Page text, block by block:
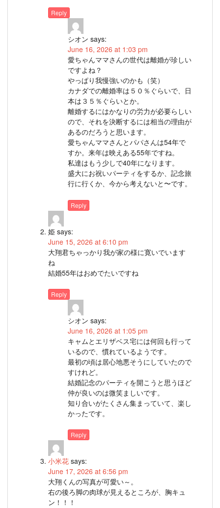
Reply
シオン says:
June 16, 2026 at 1:03 pm
愛ちゃんママさんの世代は離婚が珍しい
ですよね？
やっぱり我慢強いのかも（笑）
カナダでの離婚率は５０％ぐらいで、日
本は３５％ぐらいとか。
離婚するにはかなりの労力が必要らしい
ので、それを決断するには相当の理由が
あるのだろうと思います。
愛ちゃんママさんとパパさんは54年で
すか。来年は映えある55年ですね。
私達はもう少しで40年になります。
盛大にお祝いパーティをするか、記念旅
行に行くか、今から考えないと〜です。
Reply
姫 says:
June 15, 2026 at 6:10 pm
大翔君ちゃっかり我が家の様に寛いでいます
ね
結婚55年はおめでたいですね
Reply
シオン says:
June 16, 2026 at 1:05 pm
キャムとエリザベス宅には何回も行って
いるので、慣れているようです。
最初の頃は居心地悪そうにしていたので
すけれど。
結婚記念のパーティを開こうと思うほど
仲が良いのは微笑ましいです。
知り合いがたくさん集まっていて、楽し
かったです。
Reply
小米花 says:
June 17, 2026 at 6:56 pm
大翔くんの写真が可愛い～。
右の後ろ脚の肉球が見えるところが、胸キュ
ン！！！